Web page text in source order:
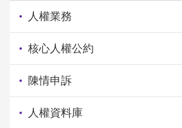
人權業務
核心人權公約
陳情申訴
人權資料庫